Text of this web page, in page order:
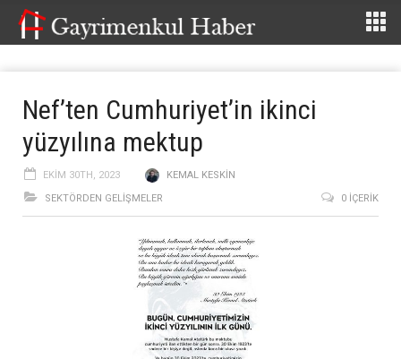
Nef’ten Cumhuriyet’in ikinci
yüzyılına mektup
EKIM 30TH, 2023
KEMAL KESKIN
SEKTÖRDEN GELIŞMELER
0 İÇERIK